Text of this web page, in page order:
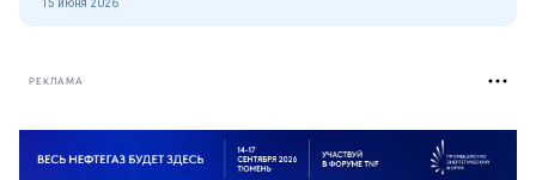
15 июня 2026
РЕКЛАМА